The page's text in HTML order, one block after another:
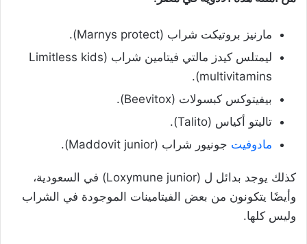
مارنيز بروتيكت شراب (Marnys protect).
ليمتلس كيدز مالتي فيتامين شراب (Limitless kids
multivitamins).
بيفيتوكس كبسولات (Beevitox).
تاليتو أكياس (Talito).
مادوفيت جونيور شراب (Maddovit junior).
كذلك يوجد بدائل ل (Loxymune junior) في السعودية،
وأيضًا يتكونون من بعض الفيتامينات الموجودة في الشراب
وليس كلها.